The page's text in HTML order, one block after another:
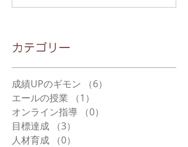
​カテゴリー
成績UPのギモン （6）
エールの授業
（1）
オンライン指導
（0）
目標達成
（3）
人材育成
（0）